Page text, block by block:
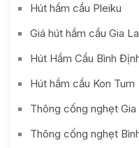
Hút hầm cầu Pleiku
Giá hút hầm cầu Gia
Hút Hầm Cầu Bình
Hút hầm cầu Kon Tum
Thông cống nghẹt Gia
Thông cống nghẹt